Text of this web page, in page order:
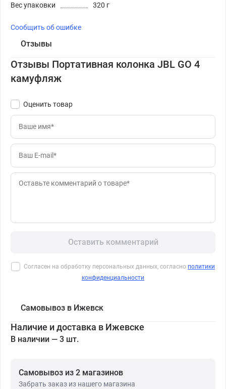
Вес упаковки
320 г
Сообщить об ошибке
Отзывы
Отзывы Портативная колонка JBL GO 4
камуфляж
Оценить товар
Оставить комментарий
Согласен на обработку персональных данных, согласно политики
конфиденциальности
Самовывоз в Ижевск
Наличие и доставка в Ижевске
В наличии — 3 шт.
Самовывоз из 2 магазинов
Забрать заказ из нашего магазина